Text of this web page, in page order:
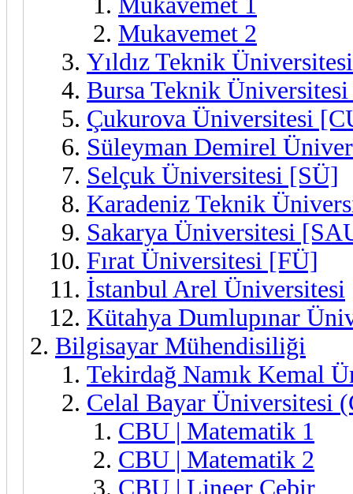
Mukavemet 2
Yıldız Teknik
Bursa Teknik
Çukurova Üniversitesi
Süleyman Demirel
Selçuk Üniversitesi [SÜ]
Karadeniz Teknik
Sakarya Üniversitesi
Fırat Üniversitesi [FÜ]
İstanbul Arel Üniversitesi
Kütahya Dumlupınar
Bilgisayar Mühendisiliği
Tekirdağ Namık Kemal
Celal Bayar Üniversitesi
CBU | Matematik 1
CBU | Matematik 2
CBU | Lineer Cebir